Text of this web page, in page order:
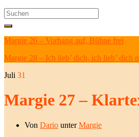
Search
for:
Margie 26 – Vorhang auf, Bühne frei
Margie 28 – Ich lieb’ dich, ich lieb’ dich
Juli 31
Margie 27 –
Von Dario unterMargie